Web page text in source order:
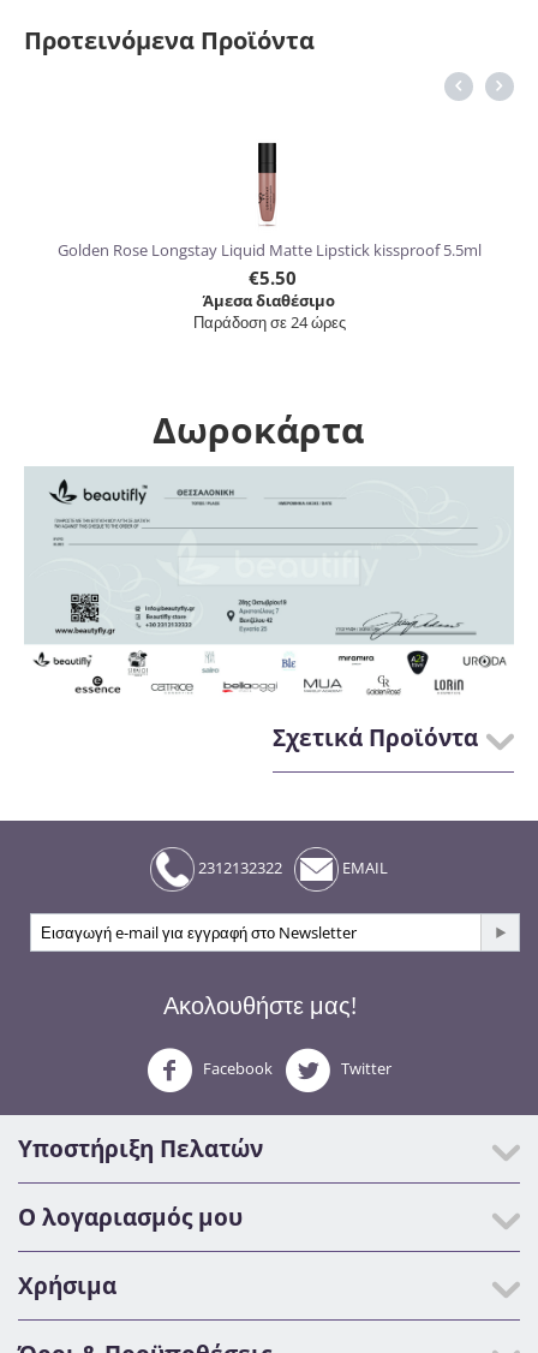
Προτεινόμενα Προϊόντα
Golden Rose Longstay Liquid Matte Lipstick kissproof 5.5ml
€5.50
Άμεσα διαθέσιμο
Παράδοση σε 24 ώρες
Δωροκάρτα
Σχετικά Προϊόντα
2312132322 EMAIL
Ακολουθήστε μας!
Facebook Twitter
Υποστήριξη Πελατών
Ο λογαριασμός μου
Χρήσιμα